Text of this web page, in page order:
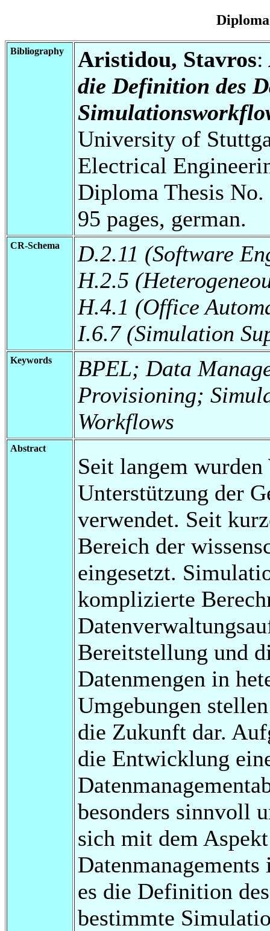
Bibliography Aristidou, Stavros:
die Definition des
University of
Electrical
Diploma Thesis
95 pages, german.
CR-Schema
D.2.11 (Software
H.2.5
H.4.1 (Office
I.6.7 (Simulation
Keywords
BPEL; Data
Provisioning;
Workflows
Abstract
Seit langem
Unterstützung der
verwendet. Seit
Bereich der
eingesetzt.
komplizierte
Bereitstellung und
Datenmengen in
Umgebungen
die Zukunft dar.
die Entwicklung
besonders sinnvoll
sich mit dem
es die Definition
bestimmte